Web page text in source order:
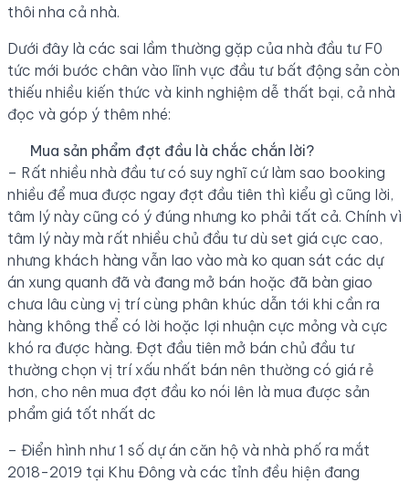
thôi nha cả nhà.
Dưới đây là các sai lầm thường gặp của nhà đầu tư F0
tức mới bước chân vào lĩnh vực đầu tư bất động sản còn
thiếu nhiều kiến thức và kinh nghiệm dễ thất bại, cả nhà
đọc và góp ý thêm nhé:
Mua sản phẩm đợt đầu là chắc chắn lời?
– Rất nhiều nhà đầu tư có suy nghĩ cứ làm sao booking
nhiều để mua được ngay đợt đầu tiên thì kiểu gì cũng lời,
tâm lý này cũng có ý đúng nhưng ko phải tất cả. Chính vì
tâm lý này mà rất nhiều chủ đầu tư dù set giá cực cao,
nhưng khách hàng vẫn lao vào mà ko quan sát các dự
án xung quanh đã và đang mở bán hoặc đã bàn giao
chưa lâu cùng vị trí cùng phân khúc dẫn tới khi cần ra
hàng không thể có lời hoặc lợi nhuận cực mỏng và cực
khó ra được hàng. Đợt đầu tiên mở bán chủ đầu tư
thường chọn vị trí xấu nhất bán nên thường có giá rẻ
hơn, cho nên mua đợt đầu ko nói lên là mua được sản
phẩm giá tốt nhất dc
– Điển hình như 1 số dự án căn hộ và nhà phố ra mắt
2018-2019 tại Khu Đông và các tỉnh đều hiện đang